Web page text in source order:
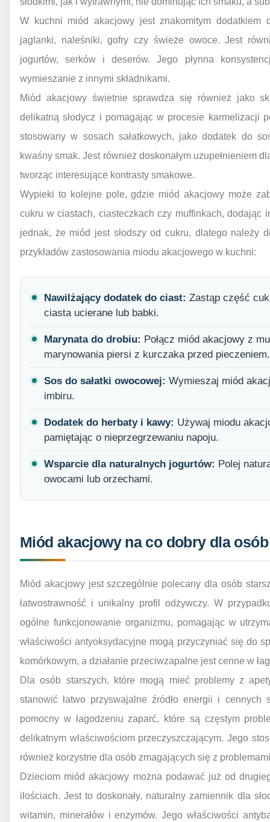
W kuchni miód akacjowy jest znakomitym dodatkiem
jaglanki, naleśniki, gofry czy świeże owoce. Jest
jogurtów, serków i deserów. Jego płynna
wymieszanie z innymi składnikami.
Miód akacjowy świetnie sprawdza się również jako
delikatną słodycz i pomagając w procesie karmelizacji
stosowany w sosach sałatkowych, jako dodatek do
kwaśny smak. Jest również doskonałym uzupełnieniem
tworząc interesujące kontrasty smakowe.
Wypieki to kolejne pole, gdzie miód akacjowy może
cukru w ciastach, ciasteczkach czy muffinkach, dodając
jednak, że miód jest słodszy od cukru, dlatego należy
przykładów zastosowania miodu akacjowego w kuchni:
Nawilżający dodatek do ciast: Zastąp część
ciasta ucierane lub babki.
Marynata do drobiu: Połącz miód akacjowy z
marynowania piersi z kurczaka przed pieczeniem.
Sos do sałatki owocowej: Wymieszaj miód
imbiru.
Dodatek do herbaty i kawy: Używaj miodu
pamiętając o nieprzegrzewaniu napoju.
Wsparcie dla naturalnych jogurtów: Polej
owocami lub orzechami.
Miód akacjowy na co dobry dla
Miód akacjowy jest szczególnie polecany dla osób
łatwostrawność i unikalny profil odżywczy. W
ogólne funkcjonowanie organizmu, pomagając w
właściwości antyoksydacyjne mogą przyczyniać się do
komórkowym, a działanie przeciwzapalne jest cenne w
Dla osób starszych, które mogą mieć problemy z
stanowić łatwo przyswajalne źródło energii i cennych
pomocny w łagodzeniu zaparć, które są częstym
delikatnym właściwościom przeczyszczającym. Jego
również korzystne dla osób zmagających się z
Dzieciom miód akacjowy można podawać już od
ilościach. Jest to doskonały, naturalny zamiennik dla
witamin, minerałów i enzymów. Jego właściwości